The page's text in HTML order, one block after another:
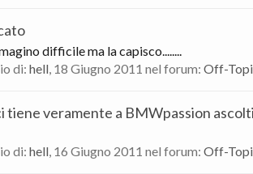
difficile ma la capisco........
di: hell, 18 Giugno 2011 nel forum: Off-
tiene veramente a BMWpassion ascolti
di: hell, 16 Giugno 2011 nel forum: Off-